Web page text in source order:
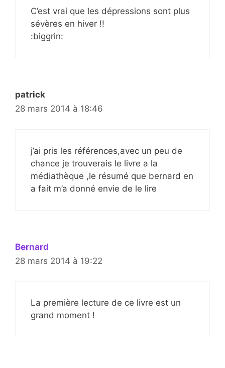
C’est vrai que les dépressions sont plus
sévères en hiver !!
:biggrin:
patrick
28 mars 2014 à 18:46
j’ai pris les références,avec un peu de
chance je trouverais le livre a la
médiathèque ,le résumé que bernard en
a fait m’a donné envie de le lire
Bernard
28 mars 2014 à 19:22
La première lecture de ce livre est un
grand moment !